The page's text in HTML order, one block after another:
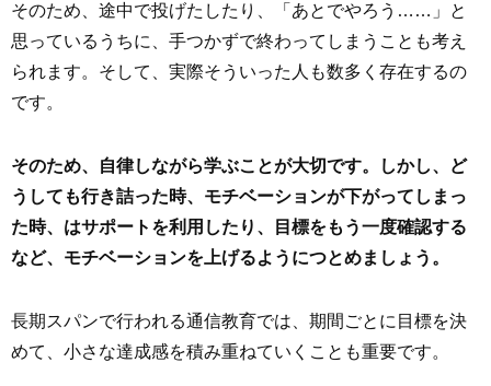
そのため、途中で投げたしたり、「あとでやろう……」と
思っているうちに、手つかずで終わってしまうことも考え
られます。そして、実際そういった人も数多く存在するの
です。
そのため、自律しながら学ぶことが大切です。しかし、ど
うしても行き詰った時、モチベーションが下がってしまっ
た時、はサポートを利用したり、目標をもう一度確認する
など、モチベーションを上げるようにつとめましょう。
長期スパンで行われる通信教育では、期間ごとに目標を決
めて、小さな達成感を積み重ねていくことも重要です。